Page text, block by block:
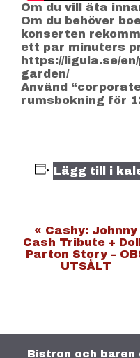
Om du vill äta
Om du behöver
konserten
ett par minuters
https://ligula.se/
garden/
Använd
rumsbokning för
Lägg till i
v
m
a
« Cashy: Johnny
Cash Tribute +
Parton Story –
UTSÅLT
Bistron och baren